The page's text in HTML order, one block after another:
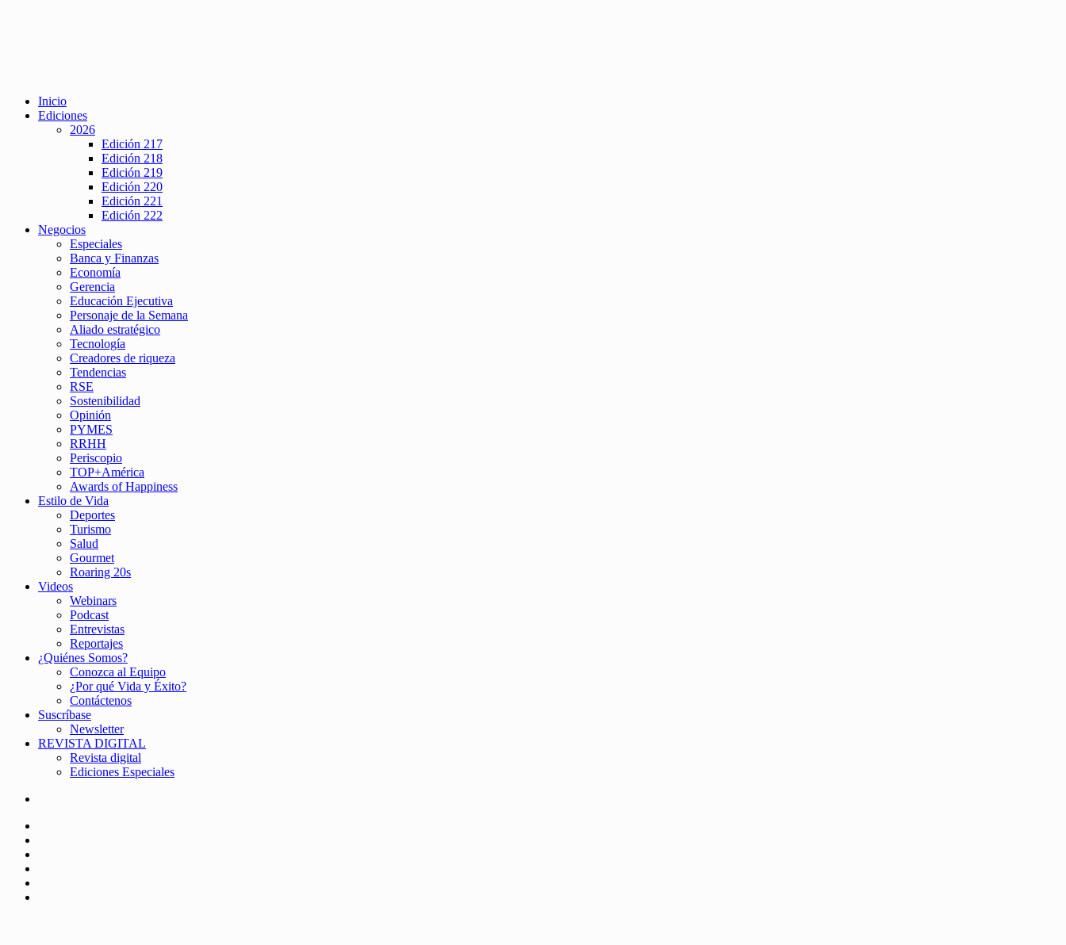
Inicio
Ediciones
2026
Edición 217
Edición 218
Edición 219
Edición 220
Edición 221
Edición 222
Negocios
Especiales
Banca y Finanzas
Economía
Gerencia
Educación Ejecutiva
Personaje de la Semana
Aliado estratégico
Tecnología
Creadores de riqueza
Tendencias
RSE
Sostenibilidad
Opinión
PYMES
RRHH
Periscopio
TOP+América
Awards of Happiness
Estilo de Vida
Deportes
Turismo
Salud
Gourmet
Roaring 20s
Videos
Webinars
Podcast
Entrevistas
Reportajes
¿Quiénes Somos?
Conozca al Equipo
¿Por qué Vida y Éxito?
Contáctenos
Suscríbase
Newsletter
REVISTA DIGITAL
Revista digital
Ediciones Especiales